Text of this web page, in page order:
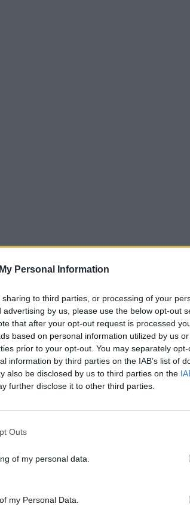
Personal Information
to third parties, or processing of your
by us, please use the below opt-out
that after your opt-out request is processed
based on personal information utilized by us
prior to your opt-out. You may separately
information by third parties on the IAB’s list of
also be disclosed by us to third parties on the
further disclose it to other third parties.
Outs
of my personal data.
my Personal Data.